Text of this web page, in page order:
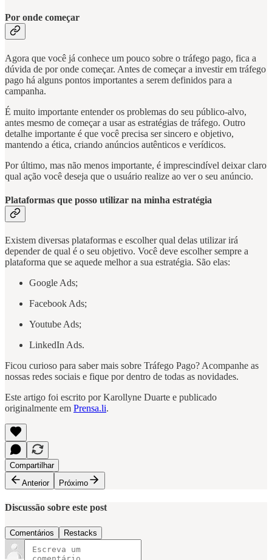
Por onde começar
Agora que você já conhece um pouco sobre o tráfego pago, fica a
dúvida de por onde começar. Antes de começar a investir em tráfego
pago há alguns pontos importantes a serem definidos para a
campanha.
É muito importante entender os problemas do seu público-alvo,
antes mesmo de começar a usar as estratégias de tráfego. Outro
detalhe importante é que você precisa ser sincero e objetivo,
mantendo a ética, criando anúncios autênticos e verídicos.
Por último, mas não menos importante, é imprescindível deixar claro
qual ação você deseja que o usuário realize ao ver o seu anúncio.
Plataformas que posso utilizar na minha estratégia
Existem diversas plataformas e escolher qual delas utilizar irá
depender de qual é o seu objetivo. Você deve escolher sempre a
plataforma que se aquede melhor a sua estratégia. São elas:
Google Ads;
Facebook Ads;
Youtube Ads;
LinkedIn Ads.
Ficou curioso para saber mais sobre Tráfego Pago? Acompanhe as
nossas redes sociais e fique por dentro de todas as novidades.
Este artigo foi escrito por Karollyne Duarte e publicado
originalmente em Prensa.li.
Compartilhar
Anterior
Próximo
Discussão sobre este post
Comentários Restacks